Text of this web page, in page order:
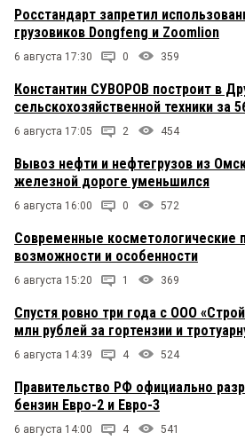
Росстандарт запретил
грузовиков Dongfeng и Zoomlion
6 августа 17:30 0 359
Константин СУВОРОВ построит в
сельскохозяйственной техники за
6 августа 17:05 2 454
Вывоз нефти и нефтегрузов из
железной дороге уменьшился
6 августа 16:00 0 572
Современные косметологические
возможности и особенности
6 августа 15:20 1 369
Спустя ровно три года с ООО
млн рублей за гортензии и
6 августа 14:39 4 524
Правительство РФ официально
бензин Евро-2 и Евро-3
6 августа 14:00 4 541